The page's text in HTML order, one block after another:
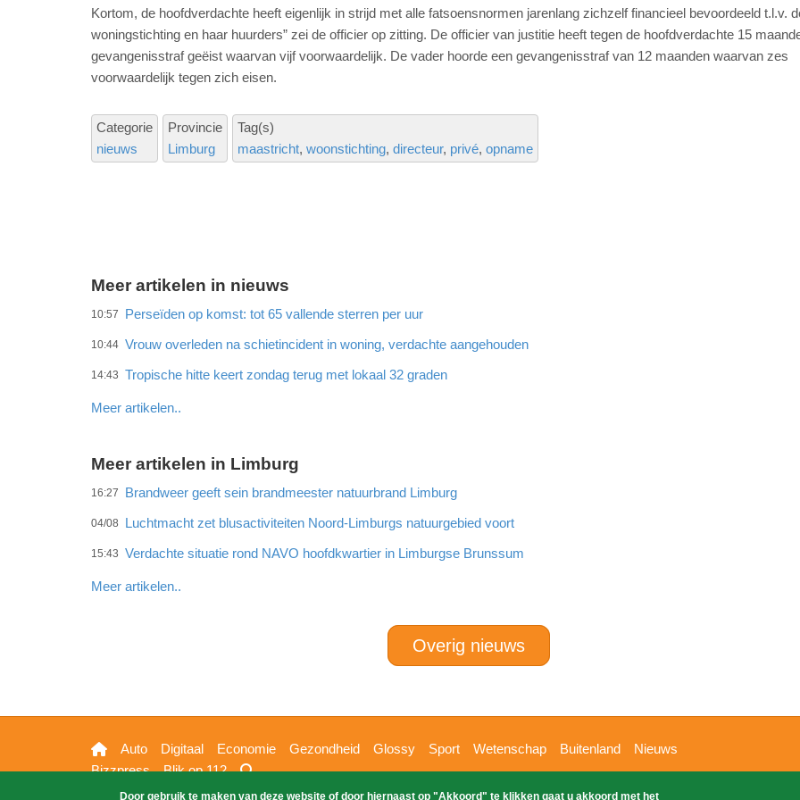
Kortom, de hoofdverdachte heeft eigenlijk in strijd met alle fatsoensnormen jarenlang zichzelf financieel bevoordeeld t.l.v.
woningstichting en haar huurders” zei de officier op zitting. De officier van justitie heeft tegen de hoofdverdachte 15
gevangenisstraf geëist waarvan vijf voorwaardelijk. De vader hoorde een gevangenisstraf van 12 maanden waarvan zes
voorwaardelijk tegen zich eisen.
Categorie
nieuws
Provincie
Limburg
Tag(s)
maastricht woonstichting directeur privé opname
Meer artikelen in nieuws
10:57 Perseïden op komst: tot 65 vallende sterren per uur
10:44 Vrouw overleden na schietincident in woning, verdachte aangehouden
14:43 Tropische hitte keert zondag terug met lokaal 32 graden
Meer artikelen..
Meer artikelen in Limburg
16:27 Brandweer geeft sein brandmeester natuurbrand Limburg
04/08 Luchtmacht zet blusactiviteiten Noord-Limburgs natuurgebied voort
15:43 Verdachte situatie rond NAVO hoofdkwartier in Limburgse Brunssum
Meer artikelen..
Overig nieuws
Hoofdnavigatie
Auto Digitaal Economie Gezondheid Glossy Sport Wetenschap Buitenland
Nieuws
Bizzpress
Blik op 112
Door gebruik te maken van deze website of door hiernaast op "Akkoord" te klikken gaat u akkoord met het